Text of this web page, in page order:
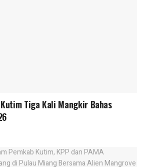
Kutim Tiga Kali Mangkir Bahas